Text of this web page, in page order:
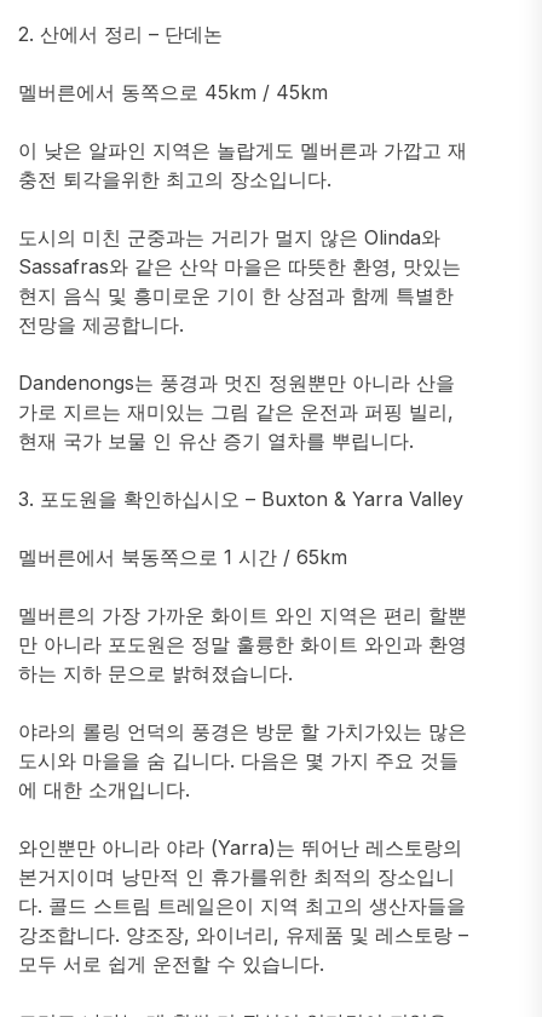
2. 산에서 정리 – 단데논
멜버른에서 동쪽으로 45km / 45km
이 낮은 알파인 지역은 놀랍게도 멜버른과 가깝고 재
충전 퇴각을위한 최고의 장소입니다.
도시의 미친 군중과는 거리가 멀지 않은 Olinda와
Sassafras와 같은 산악 마을은 따뜻한 환영, 맛있는
현지 음식 및 흥미로운 기이 한 상점과 함께 특별한
전망을 제공합니다.
Dandenongs는 풍경과 멋진 정원뿐만 아니라 산을
가로 지르는 재미있는 그림 같은 운전과 퍼핑 빌리,
현재 국가 보물 인 유산 증기 열차를 뿌립니다.
3. 포도원을 확인하십시오 – Buxton & Yarra Valley
멜버른에서 북동쪽으로 1 시간 / 65km
멜버른의 가장 가까운 화이트 와인 지역은 편리 할뿐
만 아니라 포도원은 정말 훌륭한 화이트 와인과 환영
하는 지하 문으로 밝혀졌습니다.
야라의 롤링 언덕의 풍경은 방문 할 가치가있는 많은
도시와 마을을 숨 깁니다. 다음은 몇 가지 주요 것들
에 대한 소개입니다.
와인뿐만 아니라 야라 (Yarra)는 뛰어난 레스토랑의
본거지이며 낭만적 인 휴가를위한 최적의 장소입니
다. 콜드 스트림 트레일은이 지역 최고의 생산자들을
강조합니다. 양조장, 와이너리, 유제품 및 레스토랑 –
모두 서로 쉽게 운전할 수 있습니다.